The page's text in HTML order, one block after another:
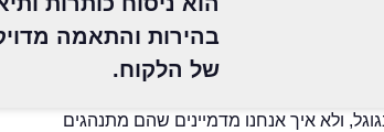
בהירות והתאמה
של הלקוח.
ולא איך אנחנו מדמיינים שהם מתנהגים